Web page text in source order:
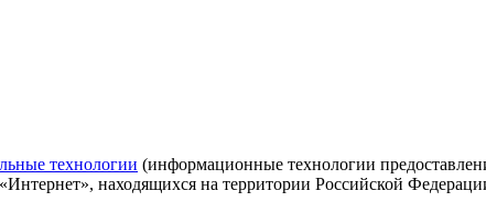
технологии (информационные технологии
находящихся на территории Российской